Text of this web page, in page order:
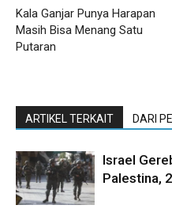
Kala Ganjar Punya Harapan
Masih Bisa Menang Satu
Putaran
ARTIKEL TERKAIT DARI
Israel
Palestina,